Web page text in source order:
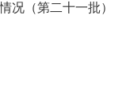
况（第二十一批）